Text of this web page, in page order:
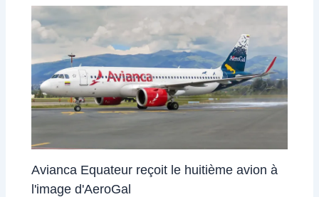
Avianca Equateur reçoit le huitième avion à
l'image d'AeroGal